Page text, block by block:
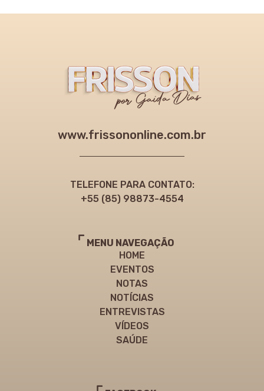
www.frissononline.com.br
TELEFONE PARA CONTATO:
+55 (85) 98873-4554
MENU NAVEGAÇÃO
HOME
EVENTOS
NOTAS
NOTÍCIAS
ENTREVISTAS
VÍDEOS
SAÚDE